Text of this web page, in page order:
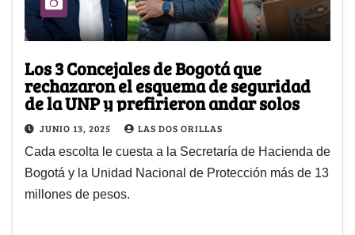
Los 3 Concejales de Bogotá que
rechazaron el esquema de seguridad
de la UNP y prefirieron andar solos
JUNIO 13, 2025 LAS DOS ORILLAS
Cada escolta le cuesta a la Secretaría de Hacienda de
Bogotá y la Unidad Nacional de Protección más de 13
millones de pesos.